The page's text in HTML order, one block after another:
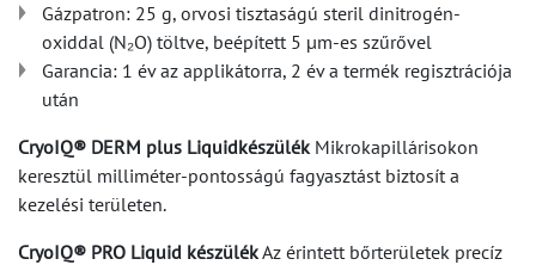
Gázpatron: 25 g, orvosi tisztaságú steril dinitrogén-
oxiddal (N₂O) töltve, beépített 5 µm-es szűrővel
Garancia: 1 év az applikátorra, 2 év a termék regisztrációja
után
CryoIQ® DERM plus LiquidkészülékMikrokapillárisokon
keresztül milliméter-pontosságú fagyasztást biztosít a
kezelési területen.
CryoIQ® PRO Liquid készülékAz érintett bőrterületek precíz